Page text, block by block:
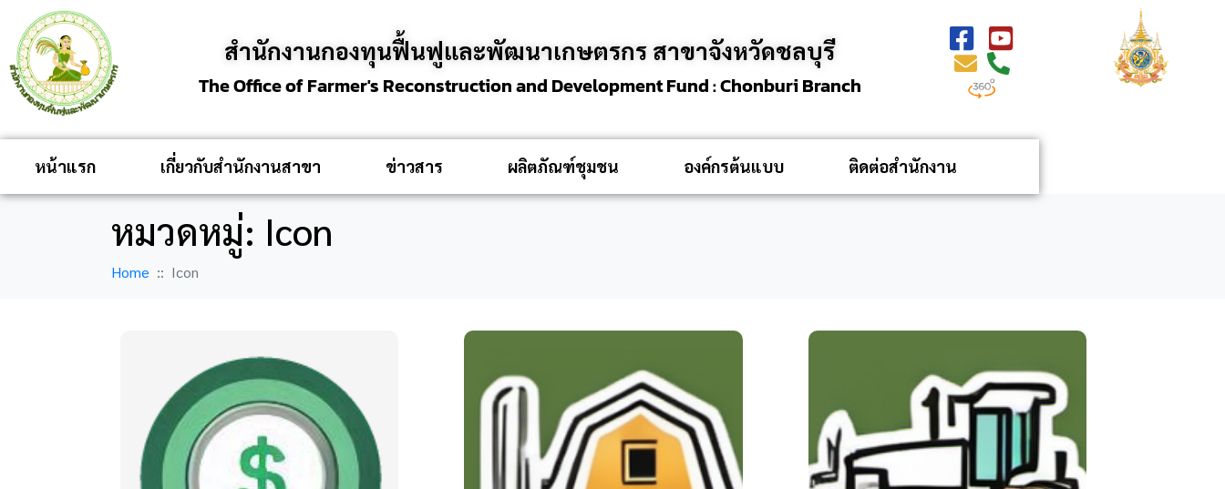
สำนักงานกองทุนฟื้นฟูและพัฒนาเกษตรกร สาขาจังหวัดชลบุรี
The Office of Farmer's Reconstruction and Development Fund : Chonburi Branch
หน้าแรก เกี่ยวกับสำนักงานสาขา ข่าวสาร ผลิตภัณฑ์ชุมชน องค์กรต้นแบบ ติดต่อสำนักงาน
หมวดหมู่: Icon
Home Icon